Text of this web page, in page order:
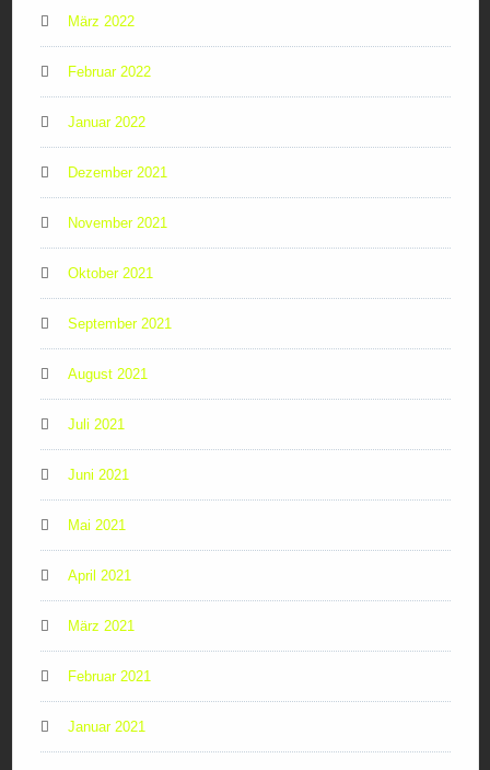
März 2022
Februar 2022
Januar 2022
Dezember 2021
November 2021
Oktober 2021
September 2021
August 2021
Juli 2021
Juni 2021
Mai 2021
April 2021
März 2021
Februar 2021
Januar 2021